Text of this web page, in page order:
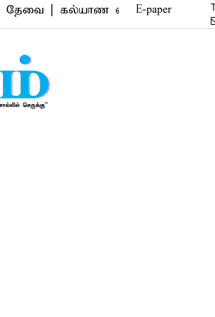
| கல்யாண வரன் | மருத்துவம் |
E-paper